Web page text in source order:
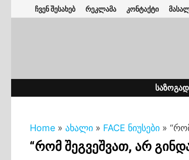
to
ჩვენ შესახებ რეკლამა კონტაქტი
Home » ახალი » FACE ნიუსები »
“რომ შეგვეშვათ, არ